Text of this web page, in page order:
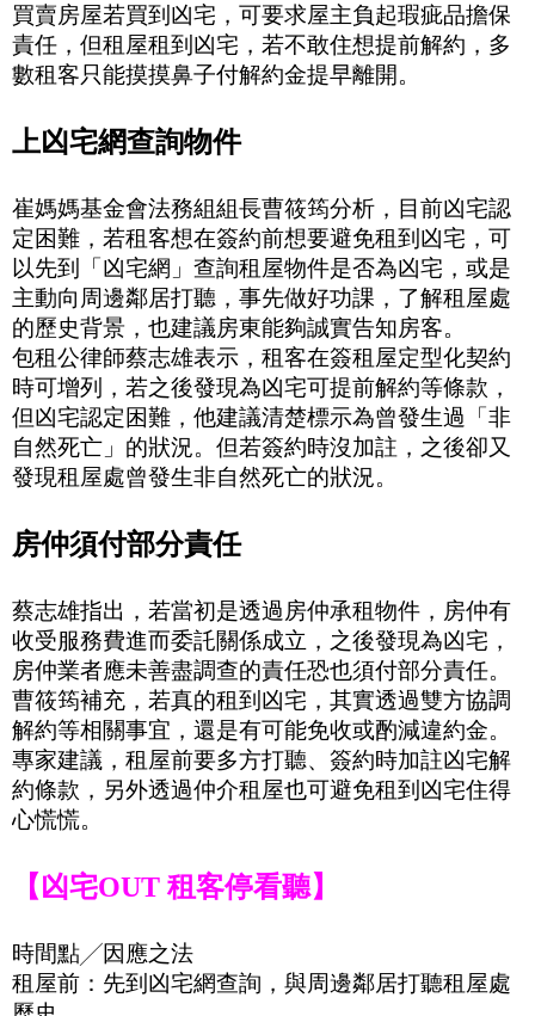
買賣房屋若買到凶宅，可要求屋主負起瑕疵品擔保
責任，但租屋租到凶宅，若不敢住想提前解約，多
數租客只能摸摸鼻子付解約金提早離開。
上凶宅網查詢物件
崔媽媽基金會法務組組長曹筱筠分析，目前凶宅認
定困難，若租客想在簽約前想要避免租到凶宅，可
以先到「凶宅網」查詢租屋物件是否為凶宅，或是
主動向周邊鄰居打聽，事先做好功課，了解租屋處
的歷史背景，也建議房東能夠誠實告知房客。
包租公律師蔡志雄表示，租客在簽租屋定型化契約
時可增列，若之後發現為凶宅可提前解約等條款，
但凶宅認定困難，他建議清楚標示為曾發生過「非
自然死亡」的狀況。但若簽約時沒加註，之後卻又
發現租屋處曾發生非自然死亡的狀況。
房仲須付部分責任
蔡志雄指出，若當初是透過房仲承租物件，房仲有
收受服務費進而委託關係成立，之後發現為凶宅，
房仲業者應未善盡調查的責任恐也須付部分責任。
曹筱筠補充，若真的租到凶宅，其實透過雙方協調
解約等相關事宜，還是有可能免收或酌減違約金。
專家建議，租屋前要多方打聽、簽約時加註凶宅解
約條款，另外透過仲介租屋也可避免租到凶宅住得
心慌慌。
【凶宅OUT 租客停看聽】
時間點╱因應之法
租屋前：先到凶宅網查詢，與周邊鄰居打聽租屋處